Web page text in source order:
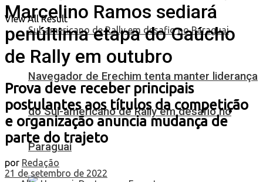
Navegador de Erechim tenta manter liderança
do Sul-americano de Rally em desafio no
Paraguai
View All Result
Marcelino Ramos sediará
penúltima etapa do Gaúcho
de Rally em outubro
Prova deve receber principais
postulantes aos títulos da competição
e organização anuncia mudança de
parte do trajeto
por Redação
21 de setembro de 2022